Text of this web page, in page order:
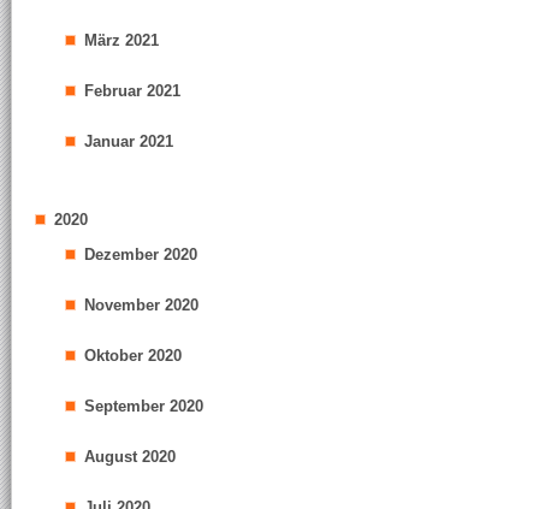
März 2021
Februar 2021
Januar 2021
2020
Dezember 2020
November 2020
Oktober 2020
September 2020
August 2020